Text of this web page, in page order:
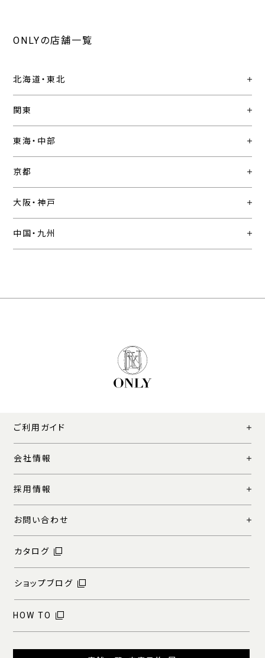
ONLYの店舗一覧
北海道・東北
関東
東海・中部
京都
大阪・神戸
中国・九州
ご利用ガイド
会社情報
採用情報
お問い合わせ
カタログ
ショップブログ
HOW TO